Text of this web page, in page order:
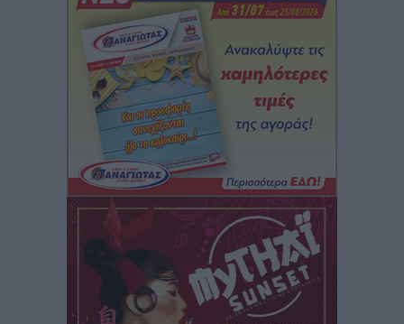
αύριο Παρασκευή 7 Αυγούστου
Τοπικές Ειδήσεις• πριν 46 λεπτά
ΑΕΡΑ: Δεν σταματάει να ενισχύεται, νέο απόκτημα ο
Μητρόπουλος
πριν 1 ώρα
Κλεάνθης: Δουλειές μετά ευχαριστιών στο γήπεδο,
ατομικό για δύο
Αθλητικά πριν 1 ώρα
Φοίβος: Εν αναμονή του Νίκου Λαζίδη
πριν 1 ώρα